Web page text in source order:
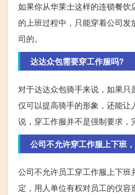
如果你从华莱士这样的连锁餐
的上班过程中，只能穿着公司
司的。
达达众包需要穿工作服吗?
对于达达众包骑手来说，如果
仅可以提高骑手的形象，还能
说，穿工作服并不是强制要求，
公司不允许穿工作服上下班
公司不允许员工穿工作服上下
定，用人单位有权对员工的仪容